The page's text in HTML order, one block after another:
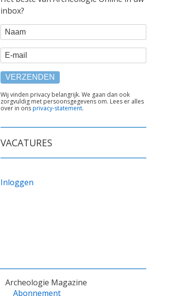
inbox?
WEBFORM
Naam
E-mail
TEKST
ONDER
FORMULIER
Wij vinden privacy belangrijk. We gaan dan ook
zorgvuldig met persoonsgegevens om. Lees er alles
over in onsprivacy-statement.
VACATURES
Inloggen
Archeologie Magazine
Abonnement